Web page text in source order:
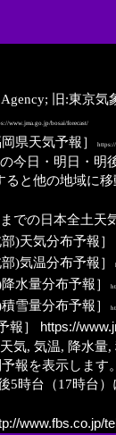
Agency; 旧:東京
www.jma.go.jp/bosai/forecast/
県天気予報］
今日・明日・
と他の地域に移
までの日本全土天
)天気分布予報］
)気温分布予報］
水量分布予報］
雪量分布予報］
報］ https://
気, 気温, 降水
報を表示しま
5時台（17時台）
www.fbs.co.jp/